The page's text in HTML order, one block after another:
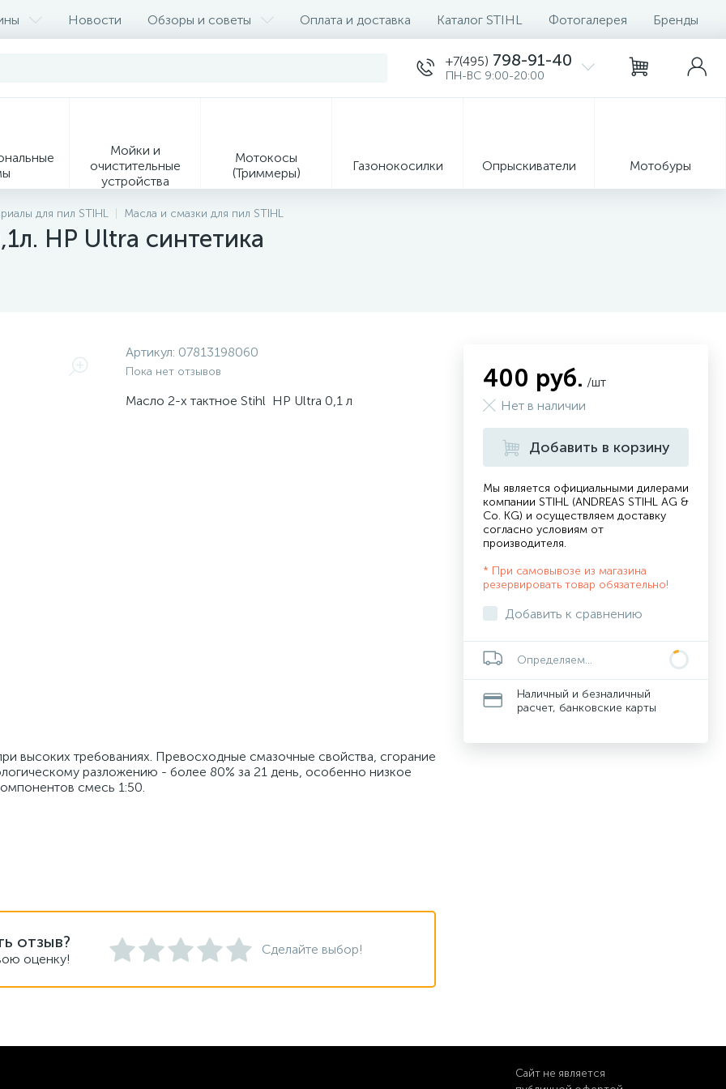
Новости Обзоры и советы Оплата и доставка Каталог STIHL Фотогалерея Бренды
+7(495) 798-91-40
ПН-ВС 9:00-20:00
Мойки и
очистительные
устройства
Мотокосы
(Триммеры)
Газонокосилки Опрыскиватели Мотобуры
Образивно-
Средства
для пил STIHL Масла и смазки для пил STIHL
HP Ultra синтетика
Артикул: 07813198060
Пока нет отзывов
Масло 2-х тактное Stihl HP Ultra 0,1 л
высоких требованиях. Превосходные смазочные свойства, сгорание
разложению - более 80% за 21 день, особенно низкое
смесь 1:50.
400 руб. /шт
Нет в наличии
Добавить в корзину
Мы является официальными дилерами
компании STIHL (ANDREAS STIHL AG &
Co. KG) и осуществляем доставку
согласно условиям от
производителя.
* При самовывозе из магазина
резервировать товар обязательно!
Добавить к сравнению
Определяем...
Наличный и безналичный
расчет, банковские карты
отзыв?
оценку!
Сделайте выбор!
Сайт не является